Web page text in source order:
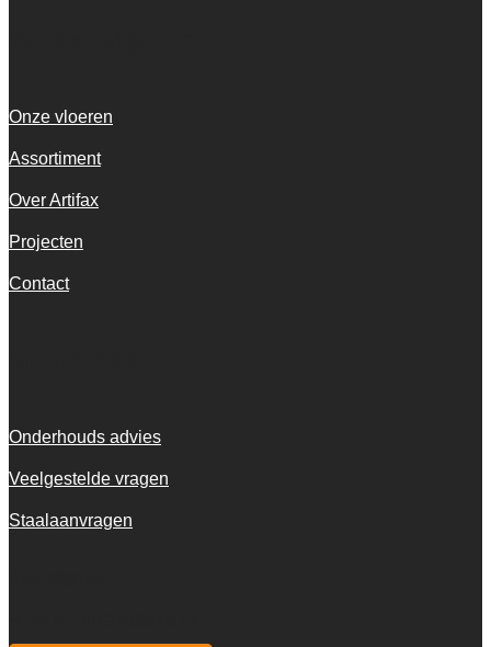
Onze vloeren
Assortiment
Over Artifax
Projecten
Contact
Onderhouds advies
Veelgestelde vragen
Staalaanvragen